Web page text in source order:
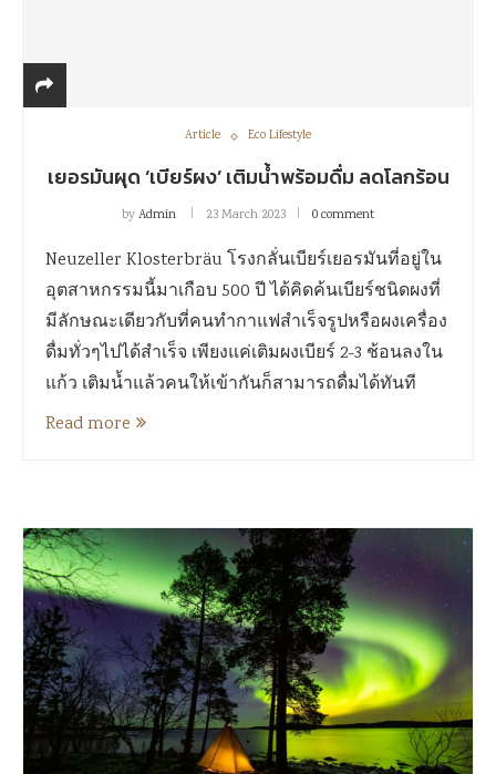
Article Eco Lifestyle
เยอรมันผุด ‘เบียร์ผง’ เติมน้ำพร้อมดื่ม ลดโลกร้อน
byAdmin 23 March 2023 0 comment
Neuzeller Klosterbräu โรงกลั่นเบียร์เยอรมันที่อยู่ใน
อุตสาหกรรมนี้มาเกือบ 500 ปี ได้คิดค้นเบียร์ชนิดผงที่
มีลักษณะเดียวกับที่คนทำกาแฟสำเร็จรูปหรือผงเครื่อง
ดื่มทั่วๆไปได้สำเร็จ เพียงแค่เติมผงเบียร์ 2-3 ช้อนลงใน
แก้ว เติมน้ำแล้วคนให้เข้ากันก็สามารถดื่มได้ทันที
Read more